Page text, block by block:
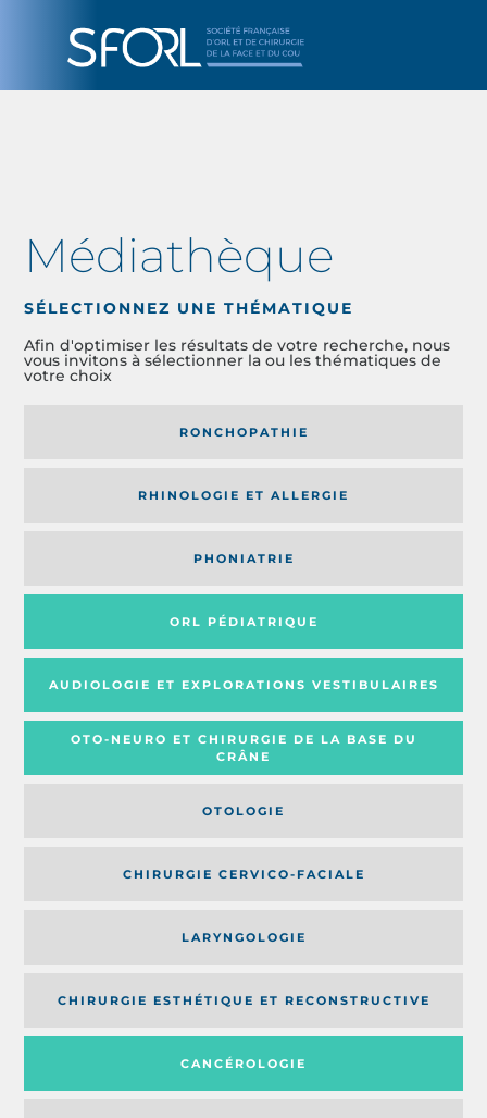
Médiathèque
SÉLECTIONNEZ UNE THÉMATIQUE
Afin d'optimiser les résultats de votre recherche, nous
vous invitons à sélectionner la ou les thématiques de
votre choix
RONCHOPATHIE
RHINOLOGIE ET ALLERGIE
PHONIATRIE
ORL PÉDIATRIQUE
AUDIOLOGIE ET EXPLORATIONS VESTIBULAIRES
OTO-NEURO ET CHIRURGIE DE LA BASE DU
CRÂNE
OTOLOGIE
CHIRURGIE CERVICO-FACIALE
LARYNGOLOGIE
CHIRURGIE ESTHÉTIQUE ET RECONSTRUCTIVE
CANCÉROLOGIE